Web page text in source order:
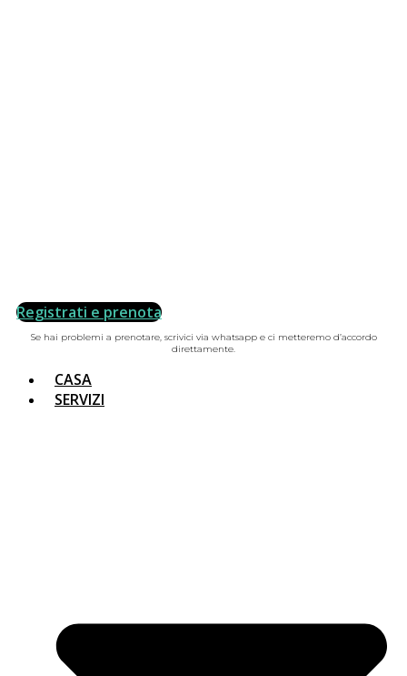
Registrati e prenota
Se hai problemi a prenotare, scrivici via whatsapp e ci metteremo d’accordo
direttamente.
CASA
SERVIZI